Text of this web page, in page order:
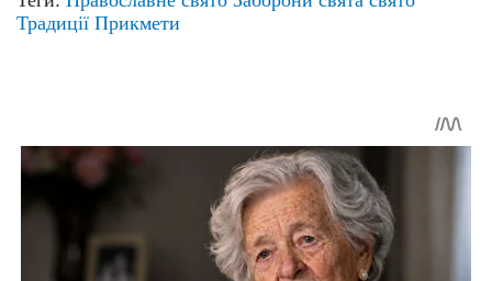
Традиції Прикмети